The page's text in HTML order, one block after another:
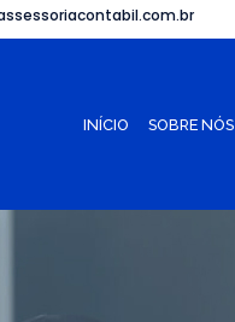
INÍCIO SOBRE NÓS